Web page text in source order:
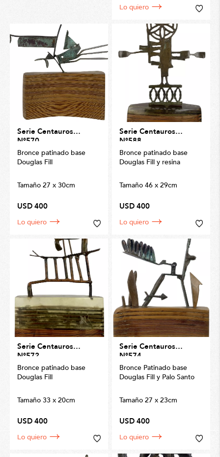
Lo quiero
Serie Centauros
N°570
Bronce patinado base
Douglas Fill
Tamaño 27 x 30cm
USD 400
Lo quiero
Serie Centauros
N°588
Bronce patinado base
Douglas Fill y resina
Tamaño 46 x 29cm
USD 400
Lo quiero
Serie Centauros
N°572
Bronce patinado base
Douglas Fill
Tamaño 33 x 20cm
USD 400
Lo quiero
Serie Centauros
N°574
Bronce Patinado base
Douglas Fill y Palo Santo
Tamaño 27 x 23cm
USD 400
Lo quiero